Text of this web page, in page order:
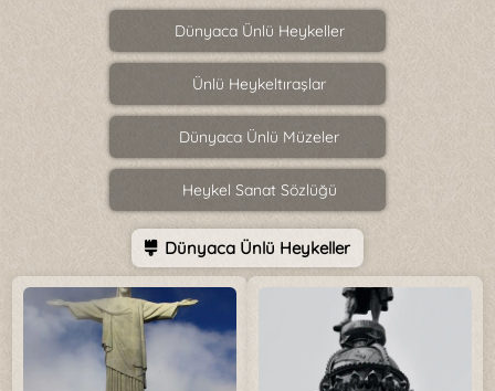
Dünyaca Ünlü Heykeller
Ünlü Heykeltıraşlar
Dünyaca Ünlü Müzeler
Heykel Sanat Sözlüğü
Dünyaca Ünlü Heykeller